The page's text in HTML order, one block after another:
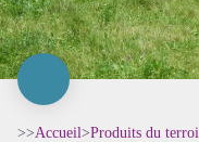
>>Accueil>Produits du